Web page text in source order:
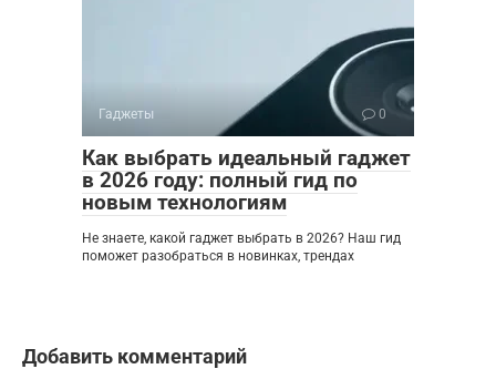
Гаджеты 0
Как выбрать идеальный гаджет
в 2026 году: полный гид по
новым технологиям
Не знаете, какой гаджет выбрать в 2026? Наш гид
поможет разобраться в новинках, трендах
Добавить комментарий